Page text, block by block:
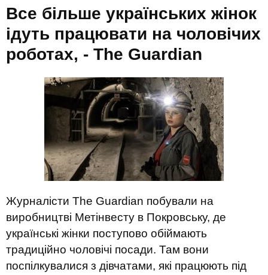
Все більше українських жінок
ідуть працювати на чоловічих
роботах, - The Guardian
Журналісти The Guardian побували на
виробництві Метінвесту в Покровську, де
українські жінки поступово обіймають
традиційно чоловічі посади. Там вони
поспілкувалися з дівчатами, які працюють під